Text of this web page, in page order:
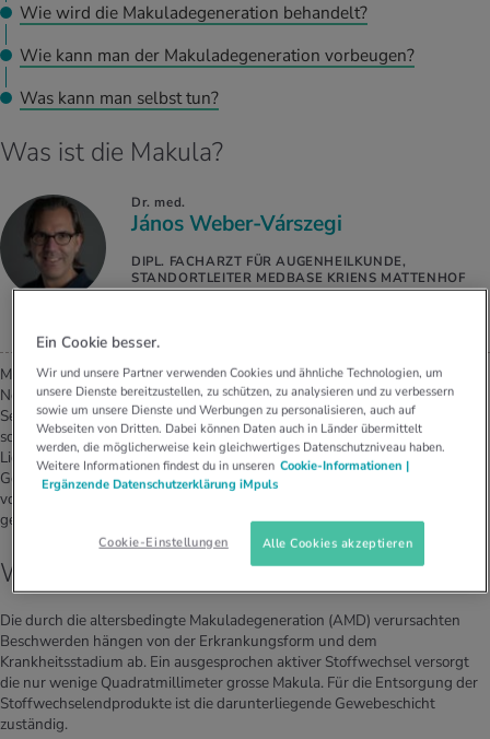
Wie wird die Makuladegeneration behandelt?
Wie kann man der Makuladegeneration vorbeugen?
Was kann man selbst tun?
Was ist die Makula?
Dr. med.
János Weber-Várszegi
DIPL. FACHARZT FÜR AUGENHEILKUNDE,
STANDORTLEITER MEDBASE KRIENS MATTENHOF
Makula bedeutet auf Deutsch «Fleck». Dieser «Fleck» ist der
Netzhautbereich, auf dem wir am schärfsten sehen. Dort ist die Dichte der
Sehzellen, sogenannte Rezeptoren, am höchsten. Mit diesen
schätzungsweise 100 Millionen Sehzellen wird das ins Auge einfallende
Licht in Nervenimpulse umgewandelt und dann über den Sehnerv ins
Gehirn weitergeleitet, wo das eigentliche Bild entsteht. Die Netzhaut wird
von der darunterliegenden Aderhaut nur durch eine feine Schicht
getrennt.
Wie entsteht die Makuladegeneration?
Die durch die altersbedingte Makuladegeneration (AMD) verursachten
Beschwerden hängen von der Erkrankungsform und dem
Krankheitsstadium ab. Ein ausgesprochen aktiver Stoffwechsel versorgt
die nur wenige Quadratmillimeter grosse Makula. Für die Entsorgung der
Stoffwechselendprodukte ist die darunterliegende Gewebeschicht
zuständig.
Ein Cookie besser.
Wir und unsere Partner verwenden Cookies und ähnliche Technologien, um
unsere Dienste bereitzustellen, zu schützen, zu analysieren und zu verbessern
sowie um unsere Dienste und Werbungen zu personalisieren, auch auf
Webseiten von Dritten. Dabei können Daten auch in Länder übermittelt
werden, die möglicherweise kein gleichwertiges Datenschutzniveau haben.
Weitere Informationen findest du in unseren Cookie-Informationen |
Ergänzende Datenschutzerklärung iMpuls
Cookie-Einstellungen Alle Cookies akzeptieren